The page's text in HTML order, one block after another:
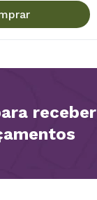
receber